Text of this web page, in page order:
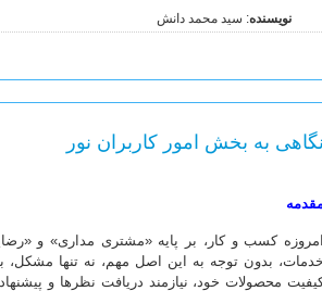
نویسنده: سید محمد دانش
نگاهی به بخش امور کاربران نور
امروزه کسب و کار، بر پایه «مشتری مداری» و
خدمات، بدون توجه به این اصل مهم، نه تنها
محصولات خود، نیازمند دریافت نظرها و